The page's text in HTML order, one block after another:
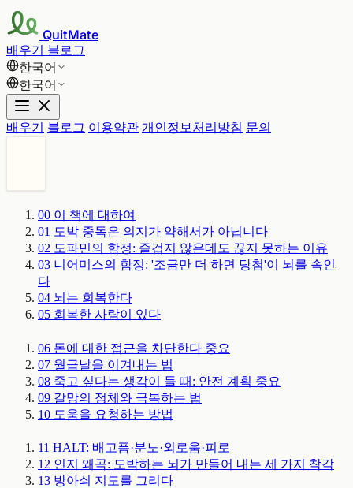
QuitMate
배우기 블로그
한국어
한국어
배우기 블로그 이용약관 개인정보처리방침 문의
00 이 책에 대하여
01 도박 중독은 의지가 약해서가 아닙니다
02 도파민의 함정: 즐겁지 않은데도 끊지 못하는 이유
03 니어미스의 함정: '조금만 더 하면 당첨'이 뇌를 속인
다
04 뇌는 회복한다
05 회복한 사람이 있다
06 돈에 대한 접근을 차단한다 중요
07 월급날을 이겨내는 법
08 죽고 싶다는 생각이 들 때: 안전 계획 중요
09 갈망의 정체와 극복하는 법
10 도움을 요청하는 방법
11 HALT: 배고픔·분노·외로움·피로
12 인지 왜곡: 도박하는 뇌가 만들어 내는 세 가지 착각
13 방아쇠 지도를 그리다